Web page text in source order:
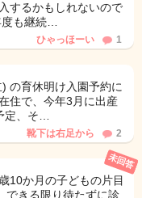
するかもしれないので
も継続…
ひゃっほーい 1
の育休明け入園予約に
住で、今年3月に出産
定、そ…
靴下は右足から 2
10か月の子どもの片目
できる限り待たずに診
未回答